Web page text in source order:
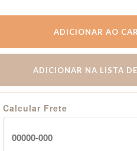
ADICIONAR AO
ADICIONAR NA LISTA DE
Calcular Frete